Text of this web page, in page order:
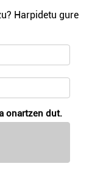
Harpidetu gure
onartzen dut.